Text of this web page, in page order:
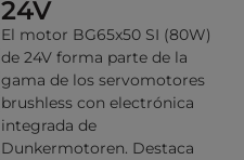
24V
El motor BG65x50 SI (80W)
de 24V forma parte de la
gama de los servomotores
brushless con electrónica
integrada de
Dunkermotoren. Destaca